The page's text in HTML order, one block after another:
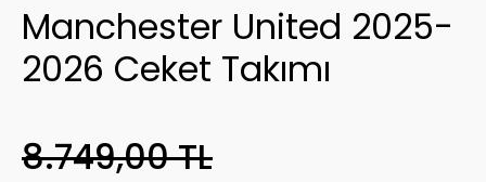
Manchester United 2025-
2026 Ceket Takımı
8.749,00 TL